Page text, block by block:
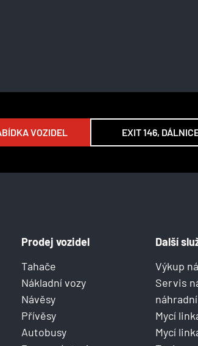
VOZIDEL EXIT 146,
Prodej vozidel
Tahače
Nákladní vozy
Návěsy
Přívěsy
Autobusy
Další
Výkup
Servis
Mycí
Mycí